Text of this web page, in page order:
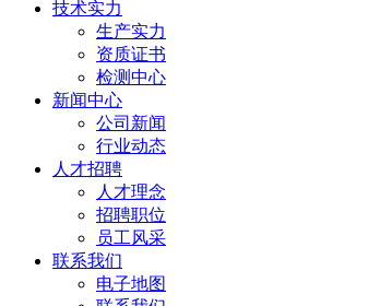
技术实力
生产实力
资质证书
检测中心
新闻中心
公司新闻
行业动态
人才招聘
人才理念
招聘职位
员工风采
联系我们
电子地图